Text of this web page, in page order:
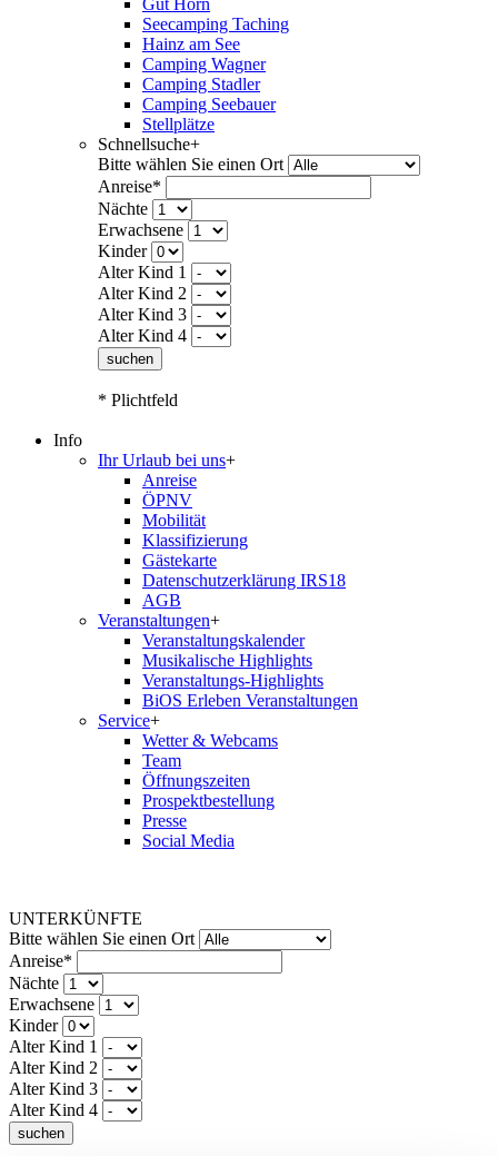
Gut Horn
Seecamping Taching
Hainz am See
Camping Wagner
Camping Stadler
Camping Seebauer
Stellplätze
Schnellsuche+
Bitte wählen Sie einen Ort
Anreise*
Nächte
Erwachsene
Kinder
Alter Kind 1
Alter Kind 2
Alter Kind 3
Alter Kind 4
suchen
* Plichtfeld
Info
Ihr Urlaub bei uns+
Anreise
ÖPNV
Mobilität
Klassifizierung
Gästekarte
Datenschutzerklärung IRS18
AGB
Veranstaltungen+
Veranstaltungskalender
Musikalische Highlights
Veranstaltungs-Highlights
BiOS Erleben Veranstaltungen
Service+
Wetter & Webcams
Team
Öffnungszeiten
Prospektbestellung
Presse
Social Media
UNTERKÜNFTE
Bitte wählen Sie einen Ort
Anreise*
Nächte
Erwachsene
Kinder
Alter Kind 1
Alter Kind 2
Alter Kind 3
Alter Kind 4
suchen